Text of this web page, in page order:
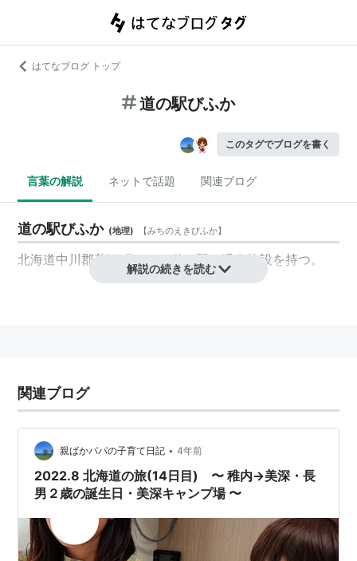
はてなブログ トップ
道の駅びふか
このタグでブログを書く
言葉の解説 ネットで話題 関連ブログ
道の駅びふか (地理) 【みちのえきびふか】
北海道中川郡美深町にある道の駅。温泉施設を持つ。
解説の続きを読む
関連ブログ
親ばかパパの子育て日記 • 4年前
2022.8 北海道の旅(14日目) 〜 稚内→美深・長
男２歳の誕生日・美深キャンプ場 〜